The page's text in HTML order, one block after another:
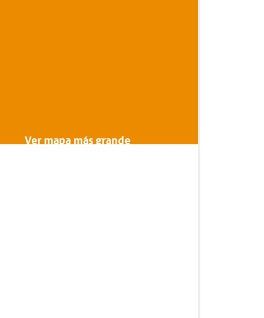
Ver mapa más grande